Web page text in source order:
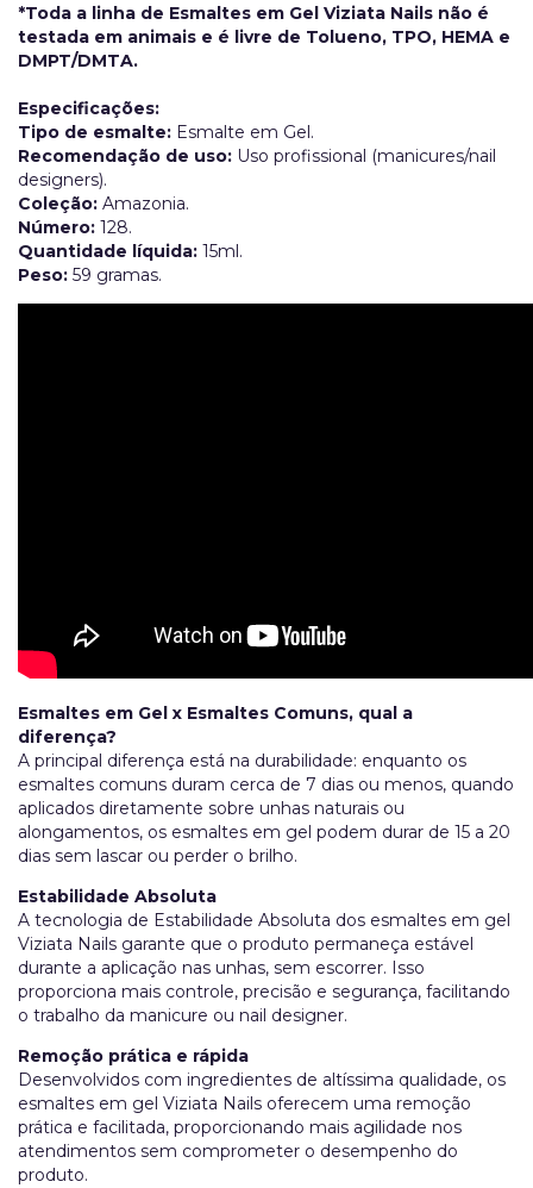
*Toda a linha de Esmaltes em Gel Viziata Nails não é
testada em animais e é livre de Tolueno, TPO, HEMA e
DMPT/DMTA.
Especificações:
Tipo de esmalte: Esmalte em Gel.
Recomendação de uso: Uso profissional (manicures/nail
designers).
Coleção: Amazonia.
Número: 128.
Quantidade líquida: 15ml.
Peso: 59 gramas.
Esmaltes em Gel x Esmaltes Comuns, qual a
diferença?
A principal diferença está na durabilidade: enquanto os
esmaltes comuns duram cerca de 7 dias ou menos, quando
aplicados diretamente sobre unhas naturais ou
alongamentos, os esmaltes em gel podem durar de 15 a 20
dias sem lascar ou perder o brilho.
Estabilidade Absoluta
A tecnologia de Estabilidade Absoluta dos esmaltes em gel
Viziata Nails garante que o produto permaneça estável
durante a aplicação nas unhas, sem escorrer. Isso
proporciona mais controle, precisão e segurança, facilitando
o trabalho da manicure ou nail designer.
Remoção prática e rápida
Desenvolvidos com ingredientes de altíssima qualidade, os
esmaltes em gel Viziata Nails oferecem uma remoção
prática e facilitada, proporcionando mais agilidade nos
atendimentos sem comprometer o desempenho do
produto.